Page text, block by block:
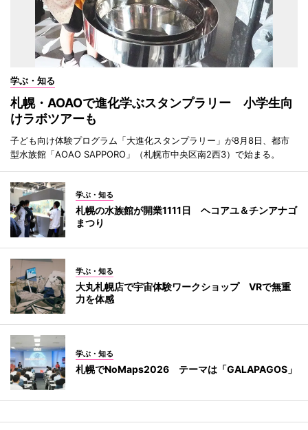
学ぶ・知る
札幌・AOAOで進化学ぶスタンプラリー 小学生向
けラボツアーも
子ども向け体験プログラム「大進化スタンプラリー」が8月8日、都市
型水族館「AOAO SAPPORO」（札幌市中央区南2西3）で始まる。
学ぶ・知る
札幌の水族館が開業1111日 ヘコアユ＆チンアナゴ
まつり
学ぶ・知る
大丸札幌店で宇宙体験ワークショップ VRで無重
力を体感
学ぶ・知る
札幌でNoMaps2026 テーマは「GALAPAGOS」